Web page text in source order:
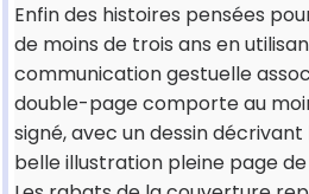
Enfin des histoires pensées
de moins de trois ans en
communication gestuelle
double-page comporte au
signé, avec un dessin
belle illustration pleine page